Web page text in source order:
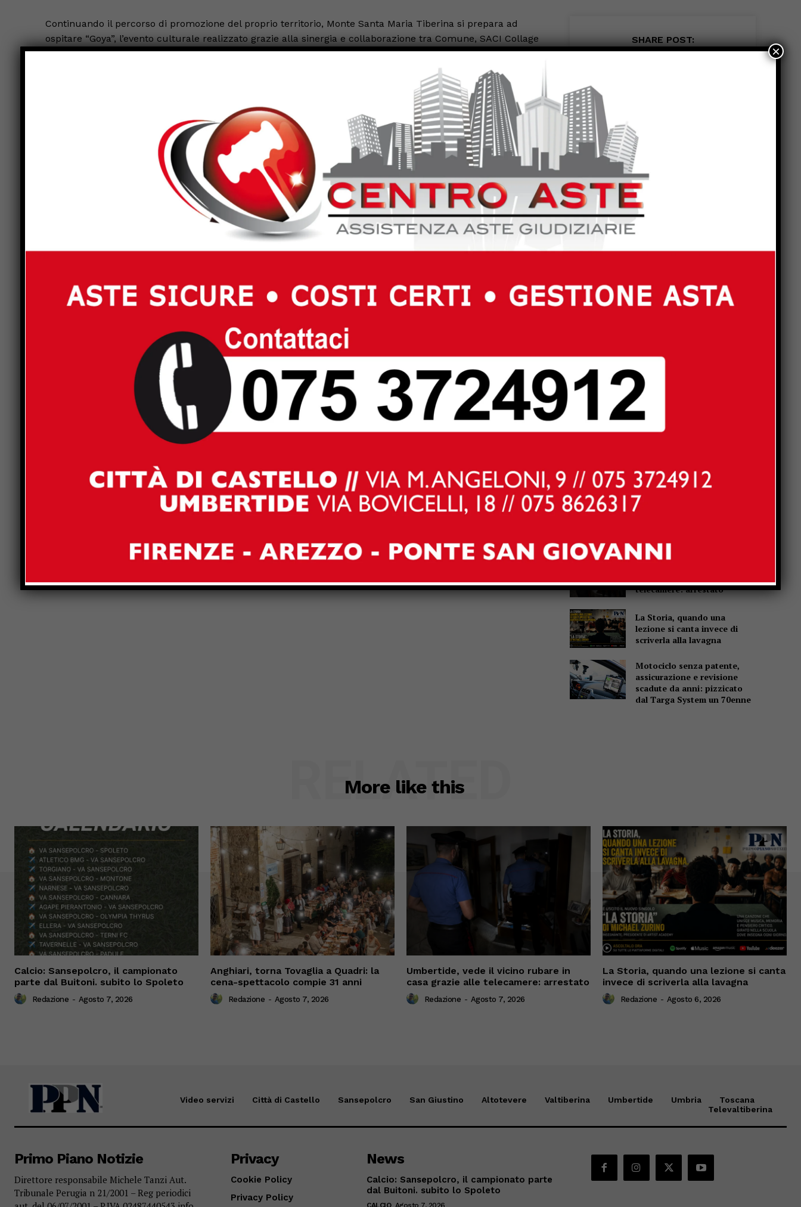
Continuando il percorso di promozione del proprio territorio, Monte Santa Maria Tiberina si prepara ad
ospitare “Goya”, l’evento culturale realizzato grazie alla sinergia e collaborazione tra Comune, SACI Collage
di Firenze e Proloco. C’è grande attesa per l’appuntamento esclusivo del mese di luglio, all’insegna dell’arte
e ospitato anche quest’anno dal piccolo comune montano, concentrato sull’iniziativa che spiega la
formazione di un genio e la sua tecnica. Per tutti gli appassionati sarà un momento unico, si potrà godere
della bellezza di alcune opere autografe dell’artista spagnolo Francisco Goya che ha segnato un’epoca.
L’esposizione si terrà sabato 13 e domenica 14 luglio nelle sale del palazzo Bourbon di Monte Santa Maria
Tiberina con ingresso gratuito. Durante le due giornate si svolgeranno convegni specialistici tenuti da
illustri studiosi internazionali e rinomati professori provenienti dalle più prestigiose Università Europee.
Contestualmente nelle cantine del Castello verrà esposta l’opera “Rompere vecchie abitudini” dell’artista
contemporaneo Pepe Moll de Alba. A conferma del valore e della qualità dell’iniziativa, quest’anno, oltre
alla Regione Umbria, alla Provincia di Perugia e all’Università di Perugia, ha concesso il proprio patrocinio
anche l’ambasciata di Spagna.
Previous article Next article
ragione chi difende i lavoratori,
sfruttati e precari.
Name:*
Email:* Website:
SHARE POST:
Popular
campionato parte dal
Buitoni. subito lo Spoleto
telecamere: arrestato
La Storia, quando una
lezione si canta invece di
scriverla alla lavagna
Motociclo senza patente,
assicurazione e revisione
scadute da anni: pizzicato
dal Targa System un 70enne
More like this
RELATED
Calcio: Sansepolcro, il campionato
parte dal Buitoni. subito lo Spoleto
Redazione - Agosto 7, 2026
Anghiari, torna Tovaglia a Quadri: la
cena-spettacolo compie 31 anni
Redazione - Agosto 7, 2026
Umbertide, vede il vicino rubare in
casa grazie alle telecamere: arrestato
Redazione - Agosto 7, 2026
La Storia, quando una lezione si canta
invece di scriverla alla lavagna
Redazione - Agosto 6, 2026
Video servizi Città di Castello Sansepolcro San Giustino Altotevere Valtiberina Umbertide Umbria
Toscana
Televaltiberina
Primo Piano Notizie
Direttore responsabile Michele Tanzi Aut.
Tribunale Perugia n 21/2001 – Reg periodici
Privacy
Cookie Policy
Privacy Policy
News
Calcio: Sansepolcro, il campionato parte
dal Buitoni. subito lo Spoleto
CALCIO Agosto 7, 2026
×